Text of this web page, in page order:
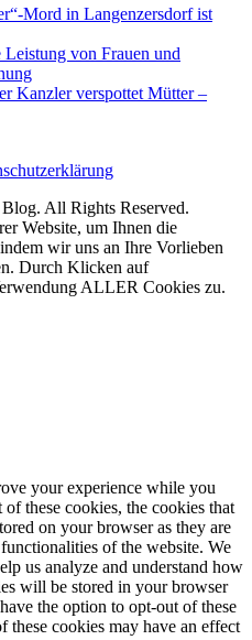
Mord in Langenzersdorf ist
von Frauen und
Kanzler verspottet Mütter –
All Rights Reserved.
Website, um Ihnen die
wir uns an Ihre Vorlieben
Durch Klicken auf
ALLER Cookies zu.
your experience while you
these cookies, the cookies that
on your browser as they are
of the website. We
us analyze and understand how
will be stored in your browser
the option to opt-out of these
cookies may have an effect